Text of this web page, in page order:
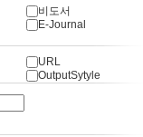
비도서
E-Journal
URL
OutputSytyle